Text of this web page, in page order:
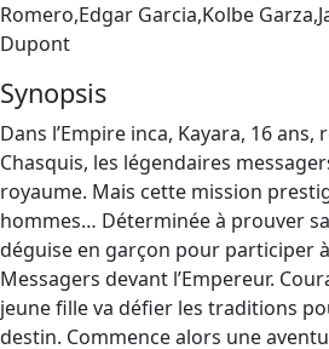
Romero,Edgar Garcia,Kolbe
Dupont
Synopsis
Dans l’Empire inca, Kayara, 16
Chasquis, les légendaires
royaume. Mais cette mission
hommes… Déterminée à prouver
déguise en garçon pour participer
Messagers devant l’Empereur.
jeune fille va défier les traditions
destin. Commence alors une